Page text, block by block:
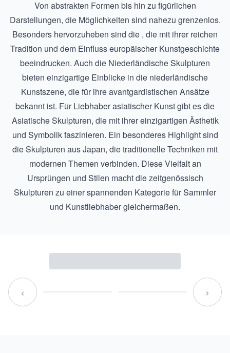
Von abstrakten Formen bis hin zu figürlichen
Darstellungen, die Möglichkeiten sind nahezu grenzenlos.
Besonders hervorzuheben sind die , die mit ihrer reichen
Tradition und dem Einfluss europäischer Kunstgeschichte
beeindrucken. Auch die Niederländische Skulpturen
bieten einzigartige Einblicke in die niederländische
Kunstszene, die für ihre avantgardistischen Ansätze
bekannt ist. Für Liebhaber asiatischer Kunst gibt es die
Asiatische Skulpturen, die mit ihrer einzigartigen Ästhetik
und Symbolik faszinieren. Ein besonderes Highlight sind
dieSkulpturen aus Japan, die traditionelle Techniken mit
modernen Themen verbinden. Diese Vielfalt an
Ursprüngen und Stilen macht die zeitgenössisch
Skulpturen zu einer spannenden Kategorie für Sammler
und Kunstliebhaber gleichermaßen.
‹ ›